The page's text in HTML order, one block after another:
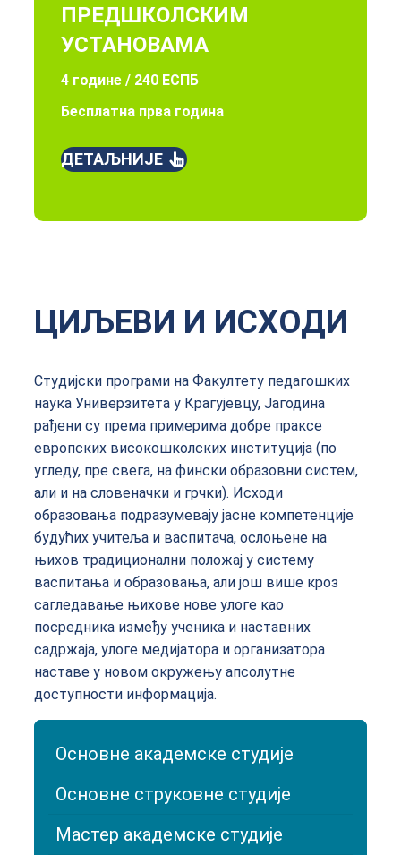
ПРЕДШКОЛСКИМ
УСТАНОВАМА
4 године / 240 ЕСПБ
Бесплатна прва година
ДЕТАЉНИЈЕ
ЦИЉЕВИ И ИСХОДИ
Студијски програми на Факултету педагошких
наука Универзитета у Крагујевцу, Јагодина
рађени су према примерима добре праксе
европских високошколских институција (по
угледу, пре свега, на фински образовни систем,
али и на словеначки и грчки). Исходи
образовања подразумевају јасне компетенције
будућих учитеља и васпитача, ослоњене на
њихов традиционални положај у систему
васпитања и образовања, али још више кроз
сагледавање њихове нове улоге као
посредника између ученика и наставних
садржаја, улоге медијатора и организатора
наставе у новом окружењу апсолутне
доступности информација.
Основне академске студије
Основне струковне студије
Мастер академске студије